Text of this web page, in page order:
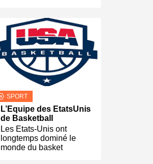
SPORT
L’Equipe des EtatsUnis
de Basketball
Les Etats-Unis ont
longtemps dominé le
monde du basket